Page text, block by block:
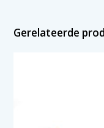
Gerelateerde